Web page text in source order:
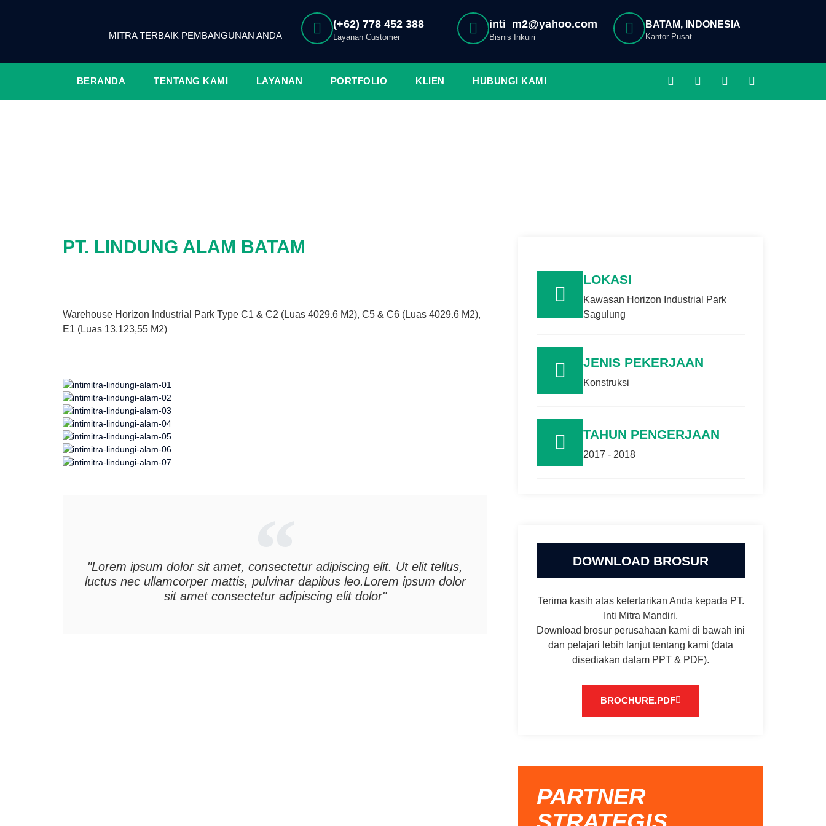
MITRA TERBAIK PEMBANGUNAN ANDA
(+62) 778 452 388
Layanan Customer
inti_m2@yahoo.com
Bisnis Inkuiri
BATAM, INDONESIA
Kantor Pusat
BERANDA TENTANG KAMI LAYANAN PORTFOLIO KLIEN HUBUNGI KAMI
PT. LINDUNG ALAM BATAM
Warehouse Horizon Industrial Park Type C1 & C2 (Luas 4029.6 M2), C5 & C6 (Luas 4029.6 M2),
E1 (Luas 13.123,55 M2)
"Lorem ipsum dolor sit amet, consectetur adipiscing elit. Ut elit tellus,
luctus nec ullamcorper mattis, pulvinar dapibus leo.Lorem ipsum dolor
sit amet consectetur adipiscing elit dolor"
LOKASI
Kawasan Horizon Industrial Park
Sagulung
JENIS PEKERJAAN
Konstruksi
TAHUN PENGERJAAN
2017 - 2018
DOWNLOAD BROSUR
Terima kasih atas ketertarikan Anda kepada PT.
Inti Mitra Mandiri.
Download brosur perusahaan kami di bawah ini
dan pelajari lebih lanjut tentang kami (data
disediakan dalam PPT & PDF).
BROCHURE.PDF
PARTNER